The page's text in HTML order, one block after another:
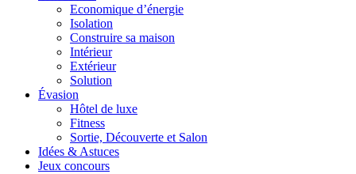
Economique d’énergie
Isolation
Construire sa maison
Intérieur
Extérieur
Solution
Évasion
Hôtel de luxe
Fitness
Sortie, Découverte et Salon
Idées & Astuces
Jeux concours